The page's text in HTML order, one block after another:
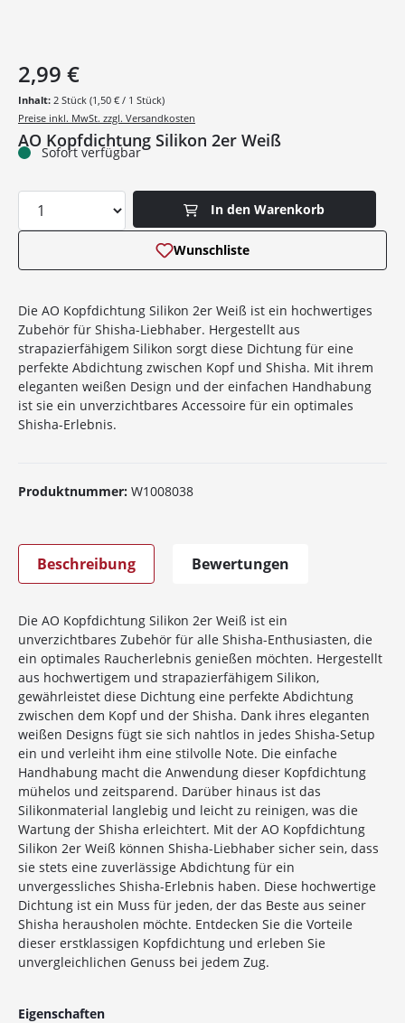
AO Kopfdichtung Silikon 2er Weiß
2,99 €
Inhalt: 2 Stück (1,50 € / 1 Stück)
Preise inkl. MwSt. zzgl. Versandkosten
Sofort verfügbar
Produkt Anzahl: Gib den gewünschten
In den Warenkorb
Wunschliste
Die AO Kopfdichtung Silikon 2er Weiß ist ein hochwertiges
Zubehör für Shisha-Liebhaber. Hergestellt aus
strapazierfähigem Silikon sorgt diese Dichtung für eine
perfekte Abdichtung zwischen Kopf und Shisha. Mit ihrem
eleganten weißen Design und der einfachen Handhabung
ist sie ein unverzichtbares Accessoire für ein optimales
Shisha-Erlebnis.
Produktnummer: W1008038
Beschreibung Bewertungen
Die AO Kopfdichtung Silikon 2er Weiß ist ein
unverzichtbares Zubehör für alle Shisha-Enthusiasten, die
ein optimales Raucherlebnis genießen möchten. Hergestellt
aus hochwertigem und strapazierfähigem Silikon,
gewährleistet diese Dichtung eine perfekte Abdichtung
zwischen dem Kopf und der Shisha. Dank ihres eleganten
weißen Designs fügt sie sich nahtlos in jedes Shisha-Setup
ein und verleiht ihm eine stilvolle Note. Die einfache
Handhabung macht die Anwendung dieser Kopfdichtung
mühelos und zeitsparend. Darüber hinaus ist das
Silikonmaterial langlebig und leicht zu reinigen, was die
Wartung der Shisha erleichtert. Mit der AO Kopfdichtung
Silikon 2er Weiß können Shisha-Liebhaber sicher sein, dass
sie stets eine zuverlässige Abdichtung für ein
unvergessliches Shisha-Erlebnis haben. Diese hochwertige
Dichtung ist ein Muss für jeden, der das Beste aus seiner
Shisha herausholen möchte. Entdecken Sie die Vorteile
dieser erstklassigen Kopfdichtung und erleben Sie
unvergleichlichen Genuss bei jedem Zug.
Eigenschaften
10%Newsletter-Rabatt
auf deine Bestellung
Sichere dir jetzt 10% Rabatt* auf deine Bestellung
bei Wolke7ShishaShop.de!
Nutze unseren exklusiven Rabattcode und spare bei
Entdecke eine große Auswahl an hochwertigen